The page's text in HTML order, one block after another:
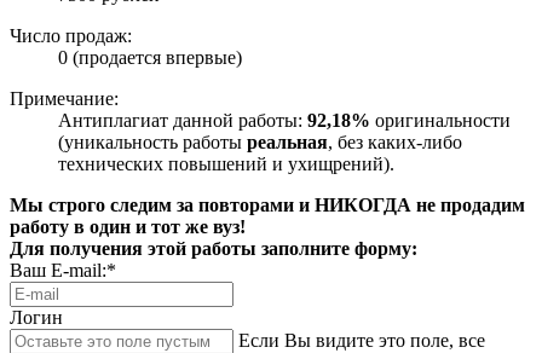
Число продаж:
0 (продается впервые)
Примечание:
Антиплагиат данной работы: 92,18% оригинальности
(уникальность работы реальная, без каких-либо
технических повышений и ухищрений).
Мы строго следим за повторами и НИКОГДА не продадим
работу в один и тот же вуз!
Для получения этой работы заполните форму:
Ваш E-mail:*
Логин
Если Вы видите это поле, все